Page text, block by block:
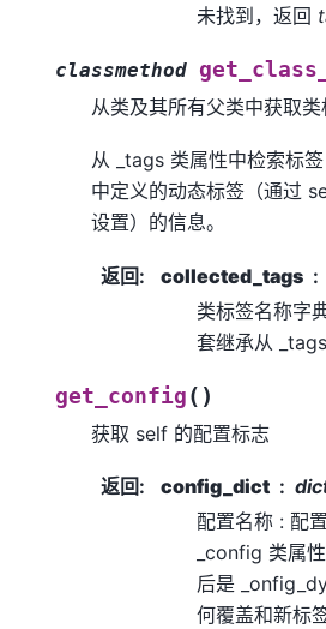
未找到，返回
classmethod
从类及其所有父类中获取类
从 _tags 类属性中检索标
中定义的动态标签（通过
设置）的信息。
返回: collected_tags
类标签名称字
套继承从
get_config ( )
获取 self 的配置标志
返回: config_dict
配置名称 : 配
_config 类属
后是
何覆盖和新标签